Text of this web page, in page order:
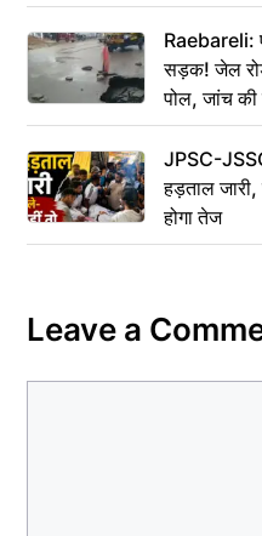
Raebareli:
सड़क! जेल रोड
पोल, जांच की
JPSC-JSSC
हड़ताल
होगा तेज
Leave a